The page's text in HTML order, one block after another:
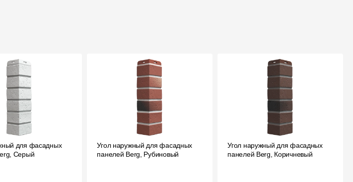
для фасадных
Серый
Угол наружный для фасадных
панелей Berg, Рубиновый
Угол наружный для фасадных
панелей Berg, Коричневый